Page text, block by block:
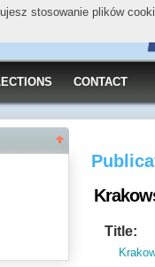
CONTACT
Title:
stosowanie plików